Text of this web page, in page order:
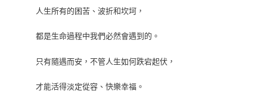
人生所有的困苦、波折和坎坷，
都是生命過程中我們必然會遇到的。
只有隨遇而安，不管人生如何跌宕起伏，
才能活得淡定從容、快樂幸福。